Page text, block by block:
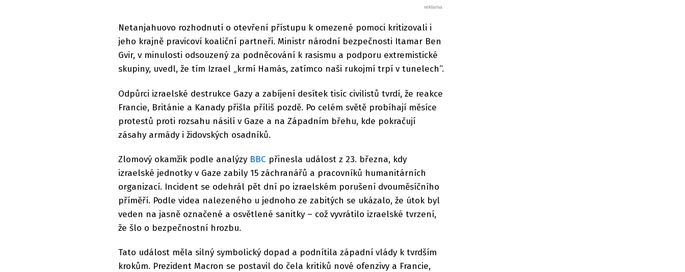
Netanjahuovo rozhodnutí o otevření přístupu k omezené pomoci kritizovali i
jeho krajně pravicoví koaliční partneři. Ministr národní bezpečnosti Itamar Ben
Gvir, v minulosti odsouzený za podněcování k rasismu a podporu extremistické
skupiny, uvedl, že tím Izrael „krmí Hamás, zatímco naši rukojmí trpí v tunelech“.
Odpůrci izraelské destrukce Gazy a zabíjení desítek tisíc civilistů tvrdí, že reakce
Francie, Británie a Kanady přišla příliš pozdě. Po celém světě probíhají měsíce
protestů proti rozsahu násilí v Gaze a na Západním břehu, kde pokračují
zásahy armády i židovských osadníků.
Zlomový okamžik podle analýzy BBC přinesla událost z 23. března, kdy
izraelské jednotky v Gaze zabily 15 záchranářů a pracovníků humanitárních
organizací. Incident se odehrál pět dní po izraelském porušení dvouměsíčního
příměří. Podle videa nalezeného u jednoho ze zabitých se ukázalo, že útok byl
veden na jasně označené a osvětlené sanitky – což vyvrátilo izraelské tvrzení,
že šlo o bezpečnostní hrozbu.
Tato událost měla silný symbolický dopad a podnítila západní vlády k tvrdším
krokům. Prezident Macron se postavil do čela kritiků nové ofenzivy a Francie,